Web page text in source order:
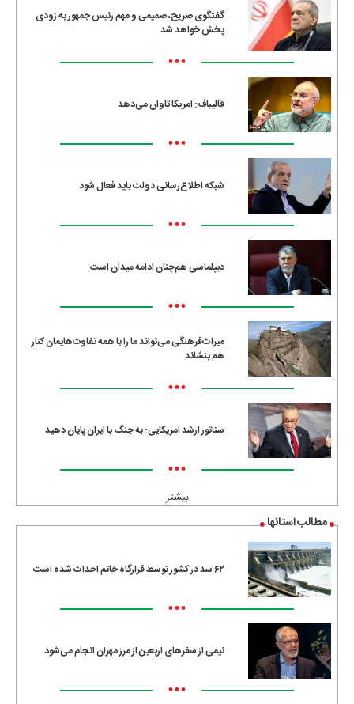
گفتگوی صریح، صمیمی و مهم رئیس جمهور به زودی
پخش خواهد شد
•••
قالیباف: آمریکا تاوان می‌دهد
•••
شبکه اطلاع‌رسانی دولت باید فعال شود
•••
دیپلماسی هم‌چنان ادامه میدان است
•••
میراث‌فرهنگی می‌تواند ما را با همه تفاوت‌هایمان کنار
هم بنشاند
•••
سناتور ارشد آمریکایی: به جنگ با ایران پایان دهید
•••
بیشتر
مطالب استانها
۶۲ سد در کشور توسط قرارگاه خاتم احداث شده است
•••
نیمی از سفرهای اربعین از مرز مهران انجام می‌شود
•••